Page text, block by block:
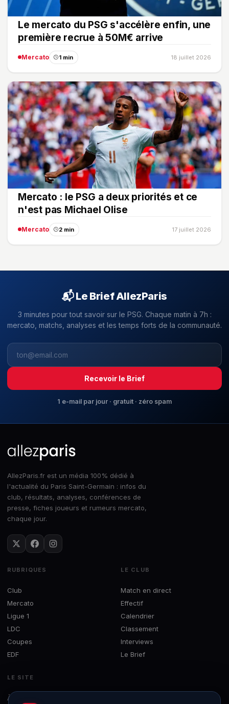
Le mercato du PSG s'accélère enfin, une
première recrue à 50M€ arrive
Mercato 1 min 18 juillet 2026
Mercato : le PSG a deux priorités et ce
n'est pas Michael Olise
Mercato 2 min 17 juillet 2026
📬 Le Brief AllezParis
3 minutes pour tout savoir sur le PSG. Chaque matin à 7h :
mercato, matchs, analyses et les temps forts de la communauté.
Recevoir le Brief
1 e-mail par jour · gratuit · zéro spam
AllezParis.fr est un média 100% dédié à
l'actualité du Paris Saint-Germain : infos du
club, résultats, analyses, conférences de
presse, fiches joueurs et rumeurs mercato,
chaque jour.
RUBRIQUES
Club
Mercato
Ligue 1
LDC
Coupes
EDF
LE CLUB
Match en direct
Effectif
Calendrier
Classement
Interviews
Le Brief
LE SITE
À propos